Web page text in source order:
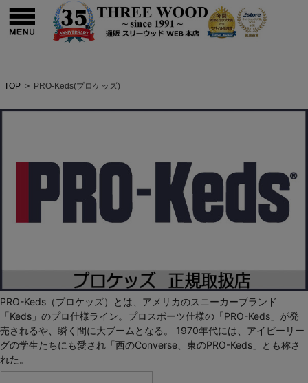
TOP > PRO-Keds(プロケッズ)
PRO-Keds（プロケッズ）とは、アメリカのスニーカーブランド
「Keds」のプロ仕様ライン。プロスポーツ仕様の「PRO-Keds」が発
売されるや、瞬く間に大ブームとなる。 1970年代には、アイビーリー
グの学生たちにも愛され「西のConverse、東のPRO-Keds」とも称さ
れた。